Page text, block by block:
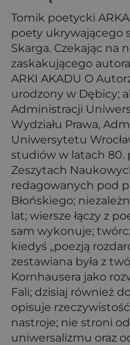
Tomik poetycki
poety ukrywającego
Skarga. Czekając na
zaskakującego
ARKI AKADU O
urodzony w Dębicy;
Administracji
Wydziału Prawa,
Uniwersytetu
studiów w latach 80.
Zeszytach
redagowanych pod
Błońskiego;
lat; wiersze łączy z
sam wykonuje;
kiedyś „poezją
zestawiana była z
Kornhausera jako
Fali; dzisiaj również
opisuje rzeczywistość
nastroje; nie stroni
uniwersalizmu oraz